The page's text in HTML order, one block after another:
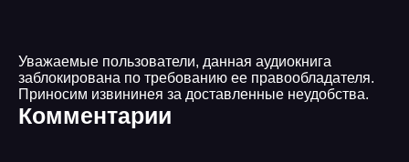
Уважаемые пользователи, данная аудиокнига
заблокирована по требованию ее правообладателя.
Приносим извининея за доставленные неудобства.
Комментарии